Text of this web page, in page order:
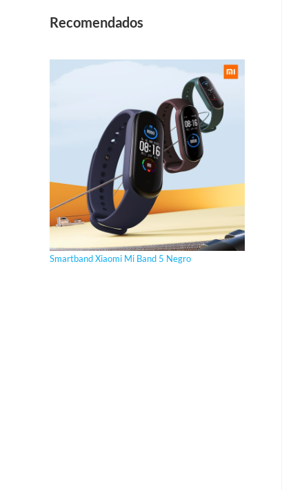
Recomendados
Smartband Xiaomi Mi Band 5 Negro